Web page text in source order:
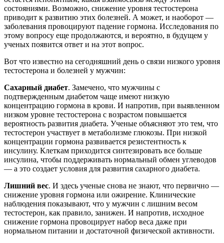
состояниями. Возможно, снижение уровня тестостерона
приводит к развитию этих болезней. А может, и наоборот —
заболевания провоцируют падение гормона. Исследования по
этому вопросу еще продолжаются, и вероятно, в будущем у
ученых появится ответ и на этот вопрос.
Вот что известно на сегодняшний день о связи низкого уровня
тестостерона и болезней у мужчин:
Сахарный диабет. Замечено, что мужчины с
подтвержденным диабетом чаще имеют низкую
концентрацию гормона в крови. И напротив, при выявленном
низком уровне тестостерона с возрастом повышается
вероятность развития диабета. Ученые объясняют это тем, что
тестостерон участвует в метаболизме глюкозы. При низкой
концентрации гормона развивается резистентность к
инсулину. Клеткам приходится синтезировать все больше
инсулина, чтобы поддерживать нормальный обмен углеводов
— а это создает условия для развития сахарного диабета.
Лишний вес. И здесь ученые снова не знают, что первично —
снижение уровня гормона или ожирение. Клинические
наблюдения показывают, что у мужчин с лишним весом
тестостерон, как правило, занижен. И напротив, исходное
снижение гормона провоцирует набор веса даже при
нормальном питании и достаточной физической активности.